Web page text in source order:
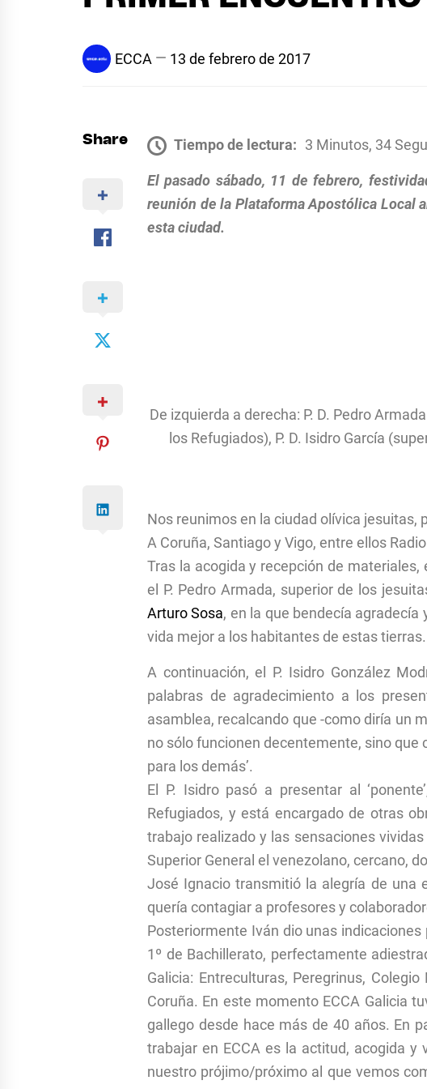
ECCA 13 de febrero de 2017
Share Tiempo de lectura: 3 Minutos, 34
El pasado sábado, 11 de febrero,
reunión de la Plataforma Apostólica Local
esta ciudad.
De izquierda a derecha: P. D. Pedro
los Refugiados), P. D. Isidro García
Nos reunimos en la ciudad olívica jesuitas,
A Coruña, Santiago y Vigo, entre ellos
Tras la acogida y recepción de
el P. Pedro Armada, superior de los
Arturo Sosa, en la que bendecía
vida mejor a los habitantes de estas tierras.
A continuación, el P. Isidro González
palabras de agradecimiento a los
asamblea, recalcando que -como diría un
no sólo funcionen decentemente, sino que
para los demás’.
El P. Isidro pasó a presentar al
Refugiados, y está encargado de otras
trabajo realizado y las sensaciones
Superior General el venezolano, cercano,
José Ignacio transmitió la alegría de una
quería contagiar a profesores y
Posteriormente Iván dio unas
1º de Bachillerato, perfectamente
Galicia: Entreculturas, Peregrinus,
Coruña. En este momento ECCA Galicia
gallego desde hace más de 40 años. En
trabajar en ECCA es la actitud, acogida
nuestro prójimo/próximo al que vemos